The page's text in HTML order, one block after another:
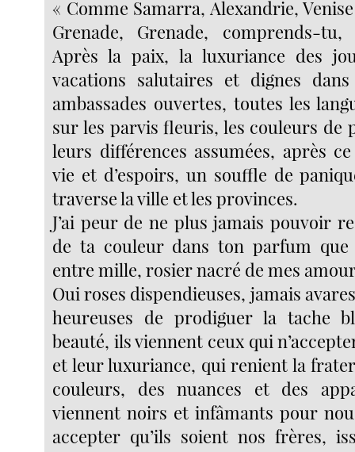
« Comme Samarra, Alexandrie,
Grenade, Grenade, comprends-
Après la paix, la luxuriance des
vacations salutaires et dignes
ambassades ouvertes, toutes les
sur les parvis fleuris, les couleurs de
leurs différences assumées, après
vie et d’espoirs, un souffle de
traverse la ville et les provinces.
J’ai peur de ne plus jamais pouvoir
de ta couleur dans ton parfum que
entre mille, rosier nacré de mes
Oui roses dispendieuses, jamais
heureuses de prodiguer la tache
beauté, ils viennent ceux qui
et leur luxuriance, qui renient la
couleurs, des nuances et des
viennent noirs et infâmants pour
accepter qu’ils soient nos frères,